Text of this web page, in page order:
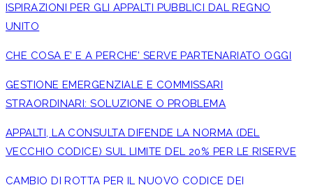
ISPIRAZIONI PER GLI APPALTI PUBBLICI DAL REGNO
UNITO
CHE COSA E’ E A PERCHE’ SERVE PARTENARIATO OGGI
GESTIONE EMERGENZIALE E COMMISSARI
STRAORDINARI: SOLUZIONE O PROBLEMA
APPALTI, LA CONSULTA DIFENDE LA NORMA (DEL
VECCHIO CODICE) SUL LIMITE DEL 20% PER LE RISERVE
CAMBIO DI ROTTA PER IL NUOVO CODICE DEI